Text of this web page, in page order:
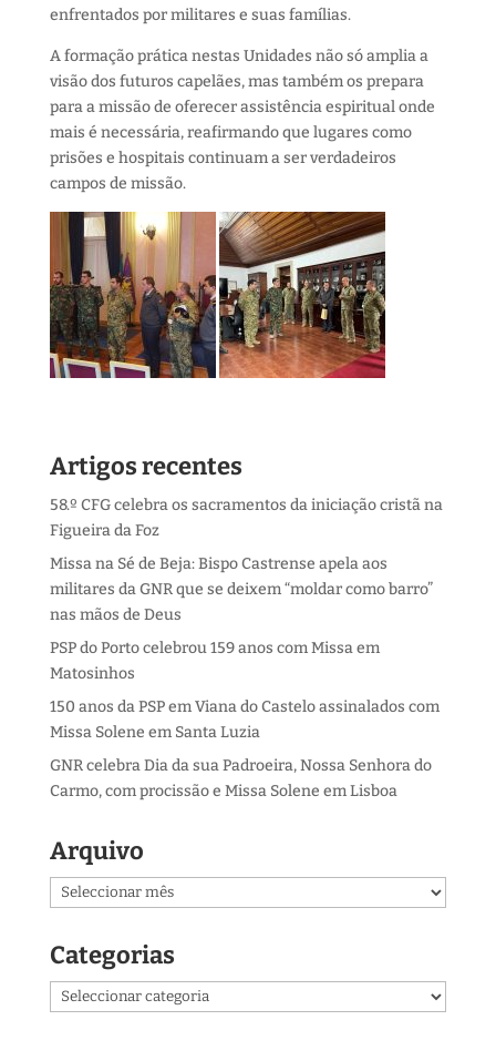
enfrentados por militares e suas famílias.
A formação prática nestas Unidades não só amplia a
visão dos futuros capelães, mas também os prepara
para a missão de oferecer assistência espiritual onde
mais é necessária, reafirmando que lugares como
prisões e hospitais continuam a ser verdadeiros
campos de missão.
Artigos recentes
58.º CFG celebra os sacramentos da iniciação cristã na
Figueira da Foz
Missa na Sé de Beja: Bispo Castrense apela aos
militares da GNR que se deixem “moldar como barro”
nas mãos de Deus
PSP do Porto celebrou 159 anos com Missa em
Matosinhos
150 anos da PSP em Viana do Castelo assinalados com
Missa Solene em Santa Luzia
GNR celebra Dia da sua Padroeira, Nossa Senhora do
Carmo, com procissão e Missa Solene em Lisboa
Arquivo
Arquivo
Categorias
Categorias